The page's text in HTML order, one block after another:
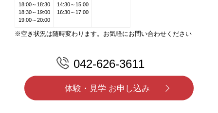
18:00～18:30
18:30～19:00
19:00～20:00
14:30～15:00
16:30～17:00
※空き状況は随時変わります。お気軽にお問い合わせください
042-626-3611
体験・見学 お申し込み